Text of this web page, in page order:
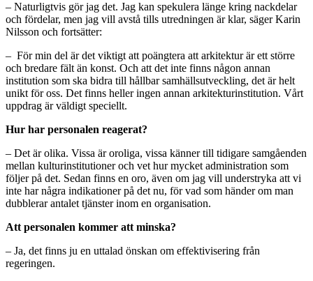
– Naturligtvis gör jag det. Jag kan spekulera länge kring nackdelar
och fördelar, men jag vill avstå tills utredningen är klar, säger Karin
Nilsson och fortsätter:
– För min del är det viktigt att poängtera att arkitektur är ett större
och bredare fält än konst. Och att det inte finns någon annan
institution som ska bidra till hållbar samhällsutveckling, det är helt
unikt för oss. Det finns heller ingen annan arkitekturinstitution. Vårt
uppdrag är väldigt speciellt.
Hur har personalen reagerat?
– Det är olika. Vissa är oroliga, vissa känner till tidigare samgåenden
mellan kulturinstitutioner och vet hur mycket administration som
följer på det. Sedan finns en oro, även om jag vill understryka att vi
inte har några indikationer på det nu, för vad som händer om man
dubblerar antalet tjänster inom en organisation.
Att personalen kommer att minska?
– Ja, det finns ju en uttalad önskan om effektivisering från
regeringen.